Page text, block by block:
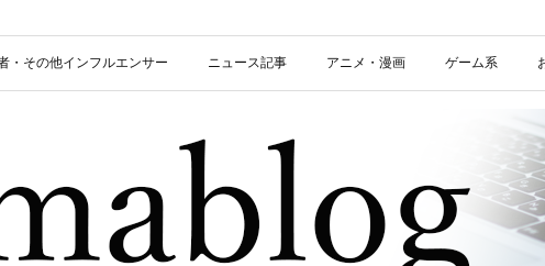
・その他インフルエンサー ニュース記事 アニメ・漫画 ゲーム系